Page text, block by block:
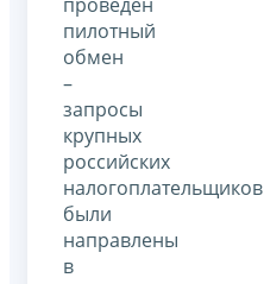
пилотный
обмен
–
запросы
крупных
российских
налогоплательщиков
были
направлены
в